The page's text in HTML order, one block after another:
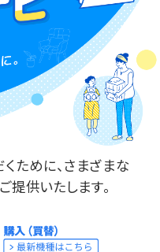
ために、さまざまな
提供いたします。